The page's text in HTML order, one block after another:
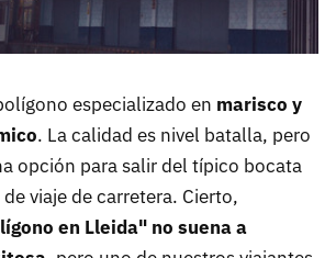
especializado en marisco y
. La calidad es nivel batalla, pero
opción para salir del típico bocata
viaje de carretera. Cierto,
en Lleida" no suena a